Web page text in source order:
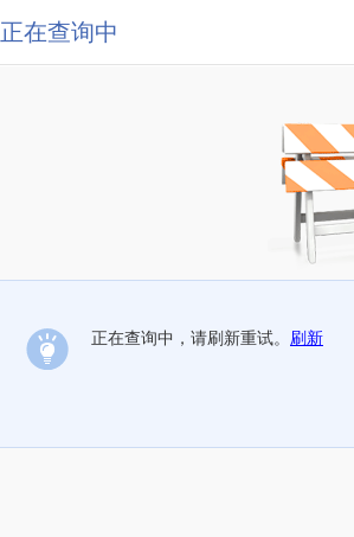
正在查询中
正在查询中，请刷新重试。 刷新